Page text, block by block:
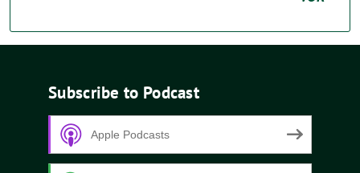
Subscribe to Podcast
Apple Podcasts